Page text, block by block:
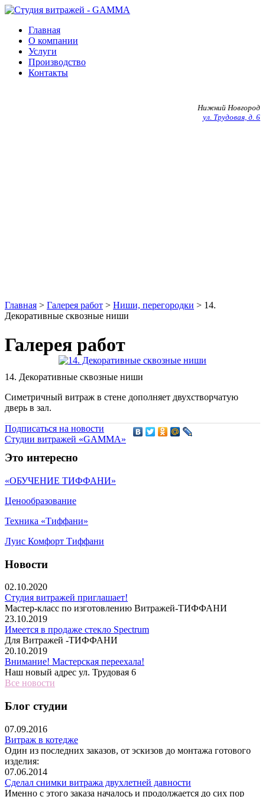
Главная
О компании
Услуги
Производство
Контакты
Нижний Новгород
ул. Трудовая, д. 6
Главная > Галерея работ > Ниши, перегородки > 14.
Декоративные сквозные ниши
Галерея работ
14. Декоративные сквозные ниши
Симетричный витраж в стене дополняет двухстворчатую
дверь в зал.
Подписаться на новости
Студии витражей «GAMMA»
Это интересно
«ОБУЧЕНИЕ ТИФФАНИ»
Ценообразование
Техника «Тиффани»
Луис Комфорт Тиффани
Новости
02.10.2020
Студия витражей приглашает!
Мастер-класс по изготовлению Витражей-ТИФФАНИ
23.10.2019
Имеется в продаже стекло Spectrum
Для Витражей -ТИФФАНИ
20.10.2019
Внимание! Мастерская переехала!
Наш новый адрес ул. Трудовая 6
Все новости
Блог студии
07.09.2016
Витраж в котедже
Один из последних заказов, от эскизов до монтажа готового
изделия:
07.06.2014
Сделал снимки витража двухлетней давности
Именно с этого заказа началось и продолжается до сих пор